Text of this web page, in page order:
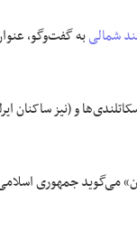
شمالیبه گفت‌وگو،
و (نیز ساکنان
می‌گوید جمهوری